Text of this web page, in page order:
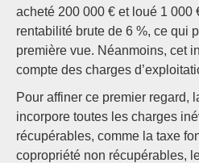
acheté 200 000 € et loué 1 000
rentabilité brute de 6 %, ce qui
première vue. Néanmoins, cet
compte des charges
Pour affiner ce premier regard,
incorpore toutes les charges
récupérables, comme la taxe
copropriété non récupérables,